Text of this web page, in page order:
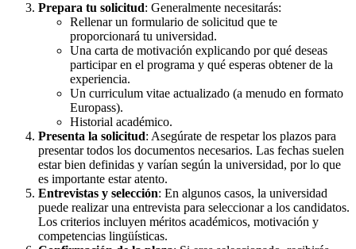
Prepara tu solicitud: Generalmente necesitarás:
Rellenar un formulario de solicitud que te
proporcionará tu universidad.
Una carta de motivación explicando por qué deseas
participar en el programa y qué esperas obtener de la
experiencia.
Un curriculum vitae actualizado (a menudo en formato
Europass).
Historial académico.
Presenta la solicitud: Asegúrate de respetar los plazos para
presentar todos los documentos necesarios. Las fechas suelen
estar bien definidas y varían según la universidad, por lo que
es importante estar atento.
Entrevistas y selección: En algunos casos, la universidad
puede realizar una entrevista para seleccionar a los candidatos.
Los criterios incluyen méritos académicos, motivación y
competencias lingüísticas.